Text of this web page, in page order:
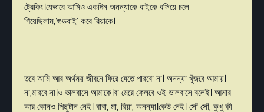
ট্রেকিং।যেভাবেআমিওএকদিনঅনন্যাকেবাইকেবসিয়েচলে
গিয়েছিলাম,‘গুডবাই’ করেরিয়াকে।
তবেআমিআরঅর্থময়জীবনেফিরেযেতেপারবোনা।অনন্যাখুঁজবেআমায়।
না,মারবেনা।ওভালবাসেআমাকে।বামেরেফেলবেওইভালবাসেবলেই।আমার
আরকোনওপিছুটাননেই।বাবা, মা, রিয়া, অনন্যা।কেউনেই।সোঁসোঁ, কুখুকী